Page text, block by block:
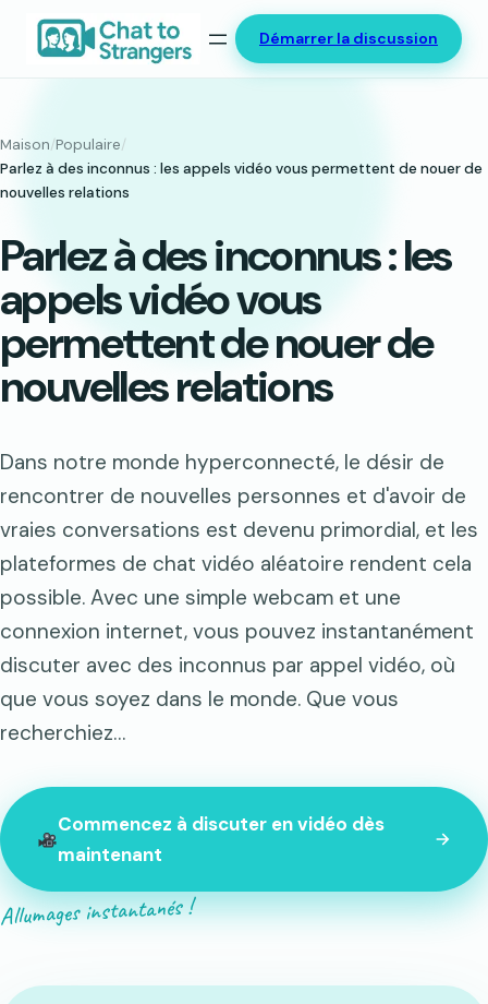
Démarrer la discussion
Maison/Populaire/
Parlez à des inconnus : les appels vidéo vous permettent de nouer de
nouvelles relations
Parlez à des inconnus : les
appels vidéo vous
permettent de nouer de
nouvelles relations
Dans notre monde hyperconnecté, le désir de
rencontrer de nouvelles personnes et d'avoir de
vraies conversations est devenu primordial, et les
plateformes de chat vidéo aléatoire rendent cela
possible. Avec une simple webcam et une
connexion internet, vous pouvez instantanément
discuter avec des inconnus par appel vidéo, où
que vous soyez dans le monde. Que vous
recherchiez…
Commencez à discuter en vidéo dès
maintenant
Allumages instantanés !